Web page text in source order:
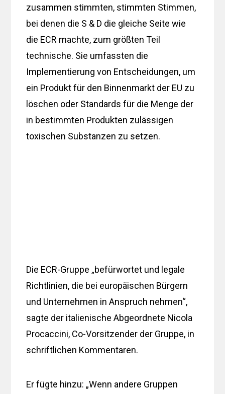
zusammen stimmten, stimmten Stimmen,
bei denen die S & D die gleiche Seite wie
die ECR machte, zum größten Teil
technische. Sie umfassten die
Implementierung von Entscheidungen, um
ein Produkt für den Binnenmarkt der EU zu
löschen oder Standards für die Menge der
in bestimmten Produkten zulässigen
toxischen Substanzen zu setzen.
Die ECR-Gruppe „befürwortet und legale
Richtlinien, die bei europäischen Bürgern
und Unternehmen in Anspruch nehmen“,
sagte der italienische Abgeordnete Nicola
Procaccini, Co-Vorsitzender der Gruppe, in
schriftlichen Kommentaren.
Er fügte hinzu: „Wenn andere Gruppen